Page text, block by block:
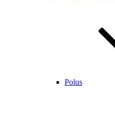
Polus